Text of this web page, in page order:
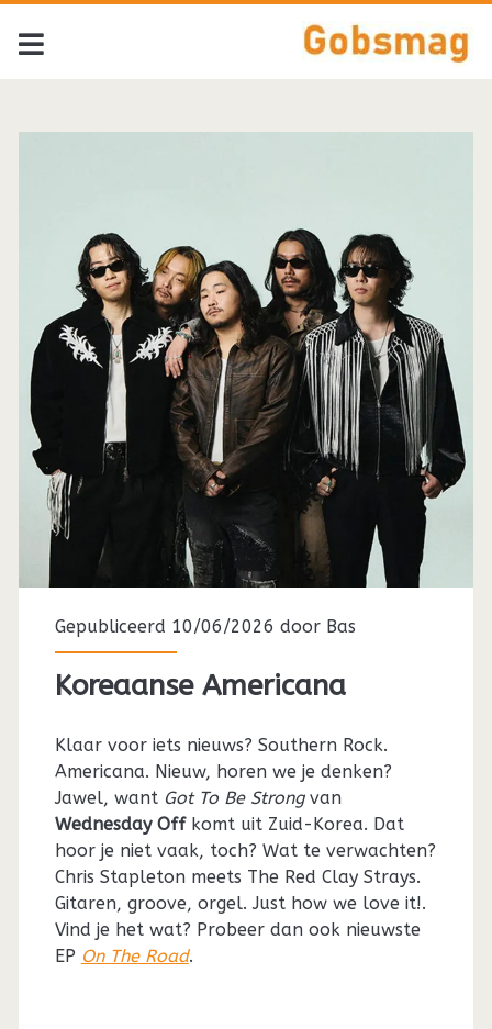
Auteur:
Gepubliceerd 10/06/2026 door Bas
Koreaanse Americana
Klaar voor iets nieuws? Southern Rock.
Americana. Nieuw, horen we je denken?
Jawel, want Got To Be Strongvan
Wednesday Offkomt uit Zuid-Korea. Dat
hoor je niet vaak, toch? Wat te verwachten?
Chris Stapleton meets The Red Clay Strays.
Gitaren, groove, orgel. Just how we love it!.
Vind je het wat? Probeer dan ook nieuwste
EP On The Road.